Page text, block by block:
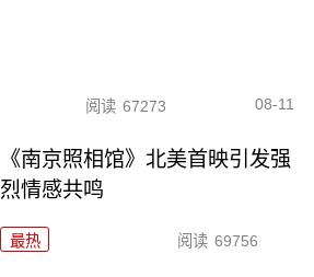
阅读 67273 08-11
《南京照相馆》北美首映引发强
烈情感共鸣
最热 阅读 69756